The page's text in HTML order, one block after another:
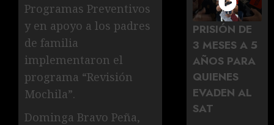
Programas Preventivos
y en apoyo a los padres
de familia
implementaron el
programa “Revisión
Mochila”.
Dominga Bravo Peña,
PRISIÓN DE
3 MESES A 5
AÑOS PARA
QUIENES
EVADEN AL
SAT